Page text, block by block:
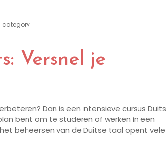
category
Versnel je
Dan is een intensieve cursus Duits
bent om te studeren of werken in een
beheersen van de Duitse taal opent vele